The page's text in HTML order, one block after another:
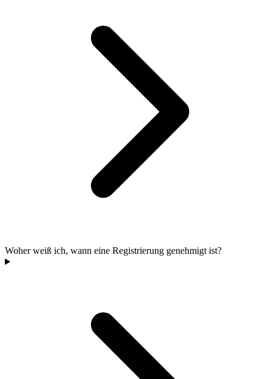
Woher weiß ich, wann eine Registrierung genehmigt ist?